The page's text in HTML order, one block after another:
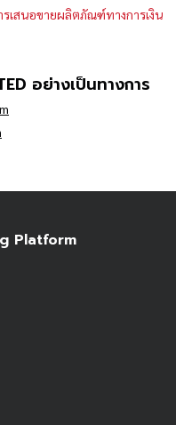
เสนอขายผลิตภัณฑ์ทางการเงิน
อย่างเป็นทางการ
Platform